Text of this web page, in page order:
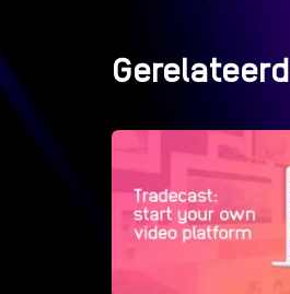
Gerelateerd